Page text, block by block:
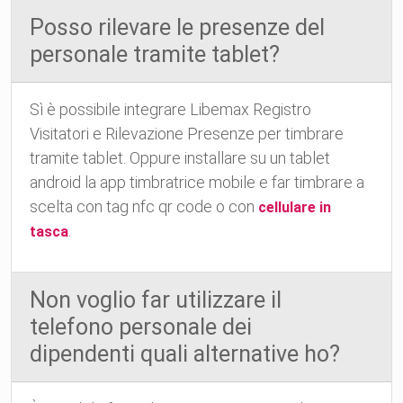
Posso rilevare le presenze del
personale tramite tablet?
Sì è possibile integrare Libemax Registro
Visitatori e Rilevazione Presenze per timbrare
tramite tablet. Oppure installare su un tablet
android la app timbratrice mobile e far timbrare a
scelta con tag nfc qr code o con cellulare in
tasca
Non voglio far utilizzare il
telefono personale dei
dipendenti quali alternative ho?